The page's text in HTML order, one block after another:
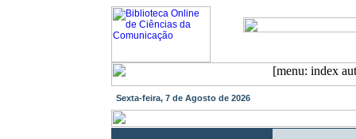
Sexta-feira, 7 de Agosto de 2026